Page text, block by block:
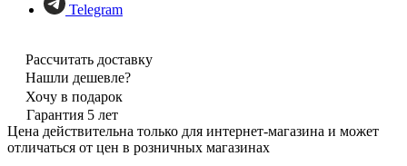
Telegram
Рассчитать доставку
Нашли дешевле?
Хочу в подарок
Гарантия 5 лет
Цена действительна только для интернет-магазина и может
отличаться от цен в розничных магазинах